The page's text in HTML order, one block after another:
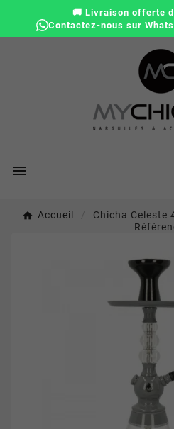
🚚 Livraison offerte
Contactez-nous sur

Accueil
Chicha Celeste